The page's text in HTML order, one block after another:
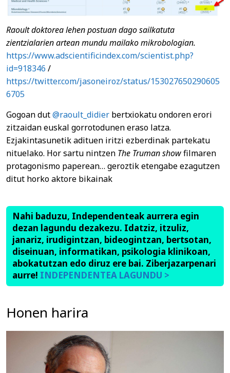
Raoult doktorea lehen postuan dago sailkatuta
zientzialarien artean mundu mailako mikrobologian.
https://www.adscientificindex.com/scientist.php?
id=918346 /
https://twitter.com/jasoneiroz/status/153027650290605
6705
Gogoan dut@raoult_didier bertxiokatu ondoren erori
zitzaidan euskal gorrotodunen eraso latza.
Ezjakintasunetik adituen iritzi ezberdinak partekatu
nituelako. Hor sartu nintzen The Truman showfilmaren
protagonismo paperean… geroztik etengabe ezagutzen
ditut horko aktore bikainak
Nahi baduzu, Independenteak aurrera egin
dezan lagundu dezakezu. Idatziz, itzuliz,
janariz, irudigintzan, bideogintzan, bertsotan,
diseinuan, informatikan, psikologia klinikoan,
abokatutzan edo diruz ere bai. Ziberjazarpenari
aurre! INDEPENDENTEA LAGUNDU >
Honen harira